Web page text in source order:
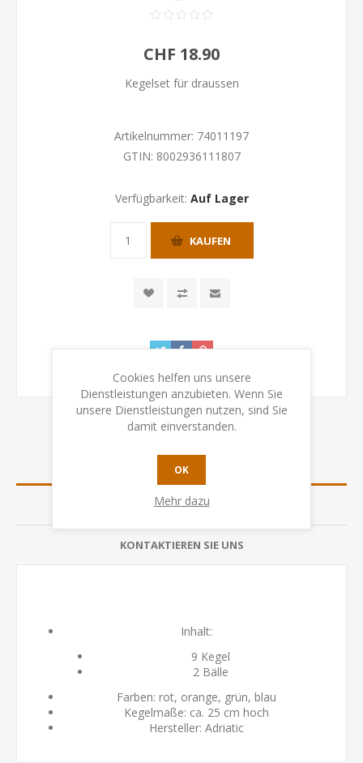
CHF 18.90
Kegelset für draussen
Artikelnummer: 74011197
GTIN: 8002936111807
Verfügbarkeit: Auf Lager
KAUFEN
ÜBERSICHT
BEWERTUNGEN
KONTAKTIEREN SIE UNS
Inhalt:
9 Kegel
2 Bälle
Farben: rot, orange, grün, blau
Kegelmaße: ca. 25 cm hoch
Hersteller: Adriatic
Cookies helfen uns unsere
Dienstleistungen anzubieten. Wenn Sie
unsere Dienstleistungen nutzen, sind Sie
damit einverstanden.
OK
Mehr dazu